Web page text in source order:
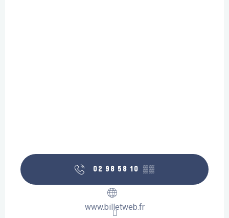
02 98 58 10 ▒▒
www.billetweb.fr